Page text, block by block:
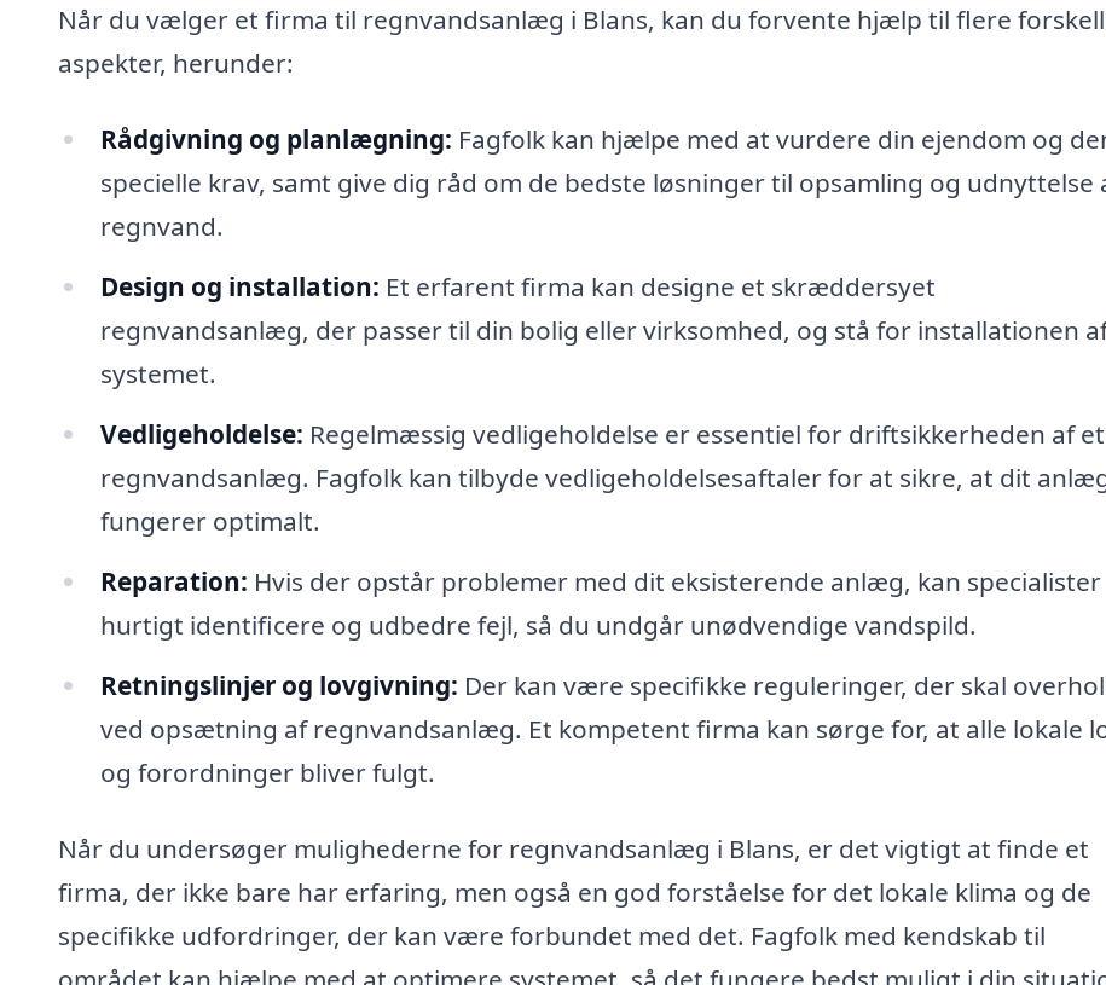
Når du vælger et firma til regnvandsanlæg i Blans, kan du forvente hjælp til flere
aspekter, herunder:
Rådgivning og planlægning: Fagfolk kan hjælpe med at vurdere din ejendom og
specielle krav, samt give dig råd om de bedste løsninger til opsamling og udnyttelse
regnvand.
Design og installation: Et erfarent firma kan designe et skræddersyet
regnvandsanlæg, der passer til din bolig eller virksomhed, og stå for installationen
systemet.
Vedligeholdelse: Regelmæssig vedligeholdelse er essentiel for driftsikkerheden af et
regnvandsanlæg. Fagfolk kan tilbyde vedligeholdelsesaftaler for at sikre, at dit
fungerer optimalt.
Reparation: Hvis der opstår problemer med dit eksisterende anlæg, kan specialister
hurtigt identificere og udbedre fejl, så du undgår unødvendige vandspild.
Retningslinjer og lovgivning: Der kan være specifikke reguleringer, der skal
ved opsætning af regnvandsanlæg. Et kompetent firma kan sørge for, at alle lokale
og forordninger bliver fulgt.
Når du undersøger mulighederne for regnvandsanlæg i Blans, er det vigtigt at finde et
firma, der ikke bare har erfaring, men også en god forståelse for det lokale klima og de
specifikke udfordringer, der kan være forbundet med det. Fagfolk med kendskab til